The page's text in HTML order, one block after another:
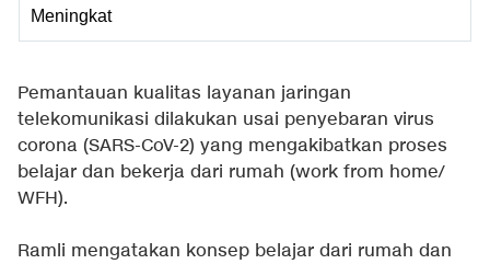
Meningkat
Pemantauan kualitas layanan jaringan
telekomunikasi dilakukan usai penyebaran virus
corona (SARS-CoV-2) yang mengakibatkan proses
belajar dan bekerja dari rumah (work from home/
WFH).
Ramli mengatakan konsep belajar dari rumah dan